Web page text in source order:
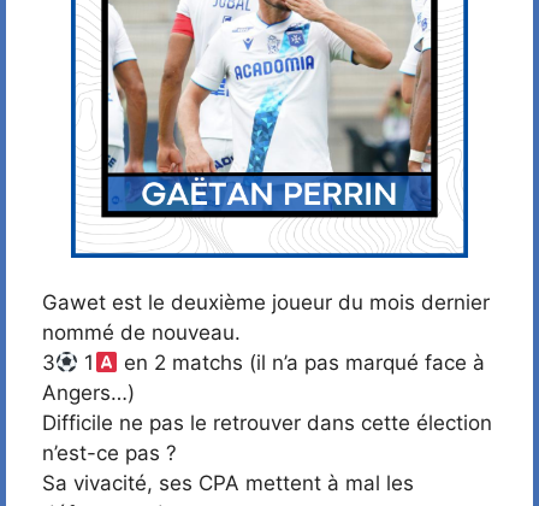
Gawet est le deuxième joueur du mois dernier
nommé de nouveau.
3
1
en 2 matchs (il n’a pas marqué face à
Angers…)
Difficile ne pas le retrouver dans cette élection
n’est-ce pas ?
Sa vivacité, ses CPA mettent à mal les